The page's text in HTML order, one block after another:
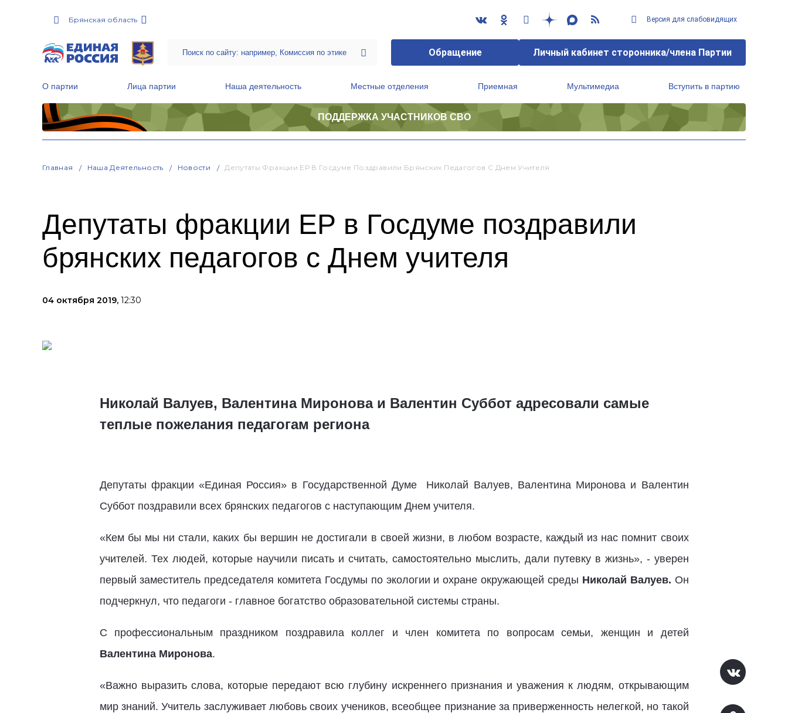
Брянская область Версия для слабовидящих
Обращение Личный кабинет сторонника/члена Партии
О партии Лица партии Наша деятельность Местные отделения Приемная Мультимедиа Вступить в партию
ПОДДЕРЖКА УЧАСТНИКОВ СВО
Главная Наша Деятельность Новости Депутаты Фракции ЕР В Госдуме Поздравили Брянских Педагогов С Днем Учителя
Депутаты фракции ЕР в Госдуме поздравили
брянских педагогов с Днем учителя
04 октября 2019, 12:30
Николай Валуев, Валентина Миронова и Валентин Суббот адресовали самые
теплые пожелания педагогам региона
Депутаты фракции «Единая Россия» в Государственной Думе Николай Валуев, Валентина Миронова и Валентин
Суббот поздравили всех брянских педагогов с наступающим Днем учителя.
«Кем бы мы ни стали, каких бы вершин не достигали в своей жизни, в любом возрасте, каждый из нас помнит своих
учителей. Тех людей, которые научили писать и считать, самостоятельно мыслить, дали путевку в жизнь», - уверен
первый заместитель председателя комитета Госдумы по экологии и охране окружающей среды Николай Валуев. Он
подчеркнул, что педагоги - главное богатство образовательной системы страны.
С профессиональным праздником поздравила коллег и член комитета по вопросам семьи, женщин и детей
Валентина Миронова.
«Важно выразить слова, которые передают всю глубину искреннего признания и уважения к людям, открывающим
мир знаний. Учитель заслуживает любовь своих учеников, всеобщее признание за приверженность нелегкой, но такой